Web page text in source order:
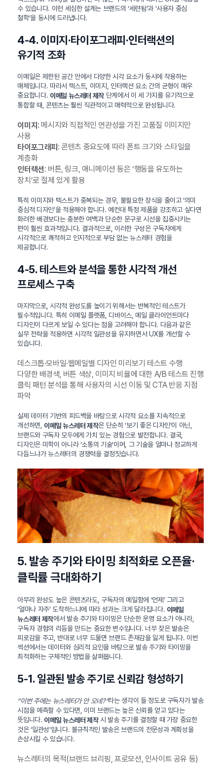
수 있습니다. 이런 세심한 설계는 브랜드의 ‘세련됨’과 ‘사용자 중심
철학’을 동시에 드러냅니다.
4-4. 이미지·타이포그래피·인터랙션의
유기적 조화
이메일은 제한된 공간 안에서 다양한 시각 요소가 동시에 작용하는
매체입니다. 따라서 텍스트, 이미지, 인터랙션 요소 간의 균형이 매우
중요합니다. 이메일 뉴스레터 제작 단계에서 이 세 가지를 유기적으로
통합할 때, 콘텐츠는 훨씬 직관적이고 매력적으로 완성됩니다.
이미지 : 메시지와 직접적인 연관성을 가진 고품질 이미지만
사용
타이포그래피 : 콘텐츠 중요도에 따라 폰트 크기와 스타일을
계층화
인터랙션: 버튼, 링크, 애니메이션 등은 ‘행동을 유도하는
장치’로 절제 있게 활용
특히 이미지와 텍스트가 중복되는 경우, 불필요한 장식을 줄이고 ‘의미
중심적 디자인’을 적용해야 합니다. 예컨대 특정 제품을 강조하고 싶다면
화려한 배경보다는 충분한 여백과 단순한 문구로 시선을 집중시키는
편이 훨씬 효과적입니다. 결과적으로, 이러한 구성은 구독자에게
시각적으로 쾌적하고 인지적으로 부담 없는 뉴스레터 경험을
제공합니다.
4-5. 테스트와 분석을 통한 시각적 개선
프로세스 구축
마지막으로, 시각적 완성도를 높이기 위해서는 반복적인 테스트가
필수적입니다. 특히 이메일 플랫폼, 디바이스, 메일 클라이언트마다
디자인이 다르게 보일 수 있다는 점을 고려해야 합니다. 다음과 같은
실무 전략을 적용하면 시각적 일관성을 유지하면서 UX를 개선할 수
있습니다.
데스크톱·모바일·웹메일별 디자인 미리보기 테스트 수행
다양한 배경색, 버튼 색상, 이미지 비율에 대한 A/B 테스트 진행
클릭 패턴 분석을 통해 사용자의 시선 이동 및 CTA 반응 지점
파악
실제 데이터 기반의 피드백을 바탕으로 시각적 요소를 지속적으로
개선하면, 이메일 뉴스레터 제작은 단순히 ‘보기 좋은 디자인’이 아닌,
브랜드와 구독자 모두에게 가치 있는 경험으로 발전합니다. 결국,
디자인은 미학이 아니라 ‘소통의 기술’이며, 그 기술을 얼마나 정교하게
다듬느냐가 뉴스레터의 경쟁력을 결정짓습니다.
5. 발송 주기와 타이밍 최적화로 오픈율·
클릭률 극대화하기
아무리 완성도 높은 콘텐츠라도, 구독자의 메일함에 ‘언제’ 그리고
‘얼마나 자주’ 도착하느냐에 따라 성과는 크게 달라집니다. 이메일
뉴스레터 제작에서 발송 주기와 타이밍은 단순한 운영 요소가 아니라,
구독자 경험의 리듬을 만드는 중요한 변수입니다. 너무 잦은 발송은
피로감을 주고, 반대로 너무 드물면 브랜드 존재감을 잃게 됩니다. 이번
섹션에서는 데이터와 심리적 요인을 바탕으로 발송 주기와 타이밍을
최적화하는 구체적인 방법을 살펴봅니다.
5-1. 일관된 발송 주기로 신뢰감 형성하기
“이번 주에는 뉴스레터가 안 오네?”라는 생각이 들 정도로 구독자가 발송
시점을 예측할 수 있다면, 이미 브랜드는 높은 신뢰를 얻고 있다는
뜻입니다. 이메일 뉴스레터 제작시 발송 주기를 결정할 때 가장 중요한
것은 ‘일관성’입니다. 불규칙적인 발송은 브랜드의 전문성과 계획성을
손상시킬 수 있습니다.
뉴스레터의 목적(브랜드 브리핑, 프로모션, 인사이트 공유 등)